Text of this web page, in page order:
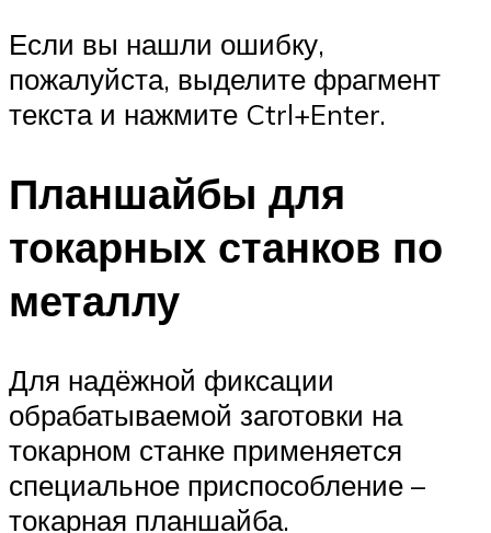
Если вы нашли ошибку,
пожалуйста, выделите фрагмент
текста и нажмите Ctrl+Enter.
Планшайбы для
токарных станков по
металлу
Для надёжной фиксации
обрабатываемой заготовки на
токарном станке применяется
специальное приспособление –
токарная планшайба.